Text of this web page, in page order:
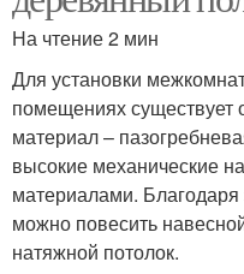
На чтение 2 мин
Для установки
помещениях существует
материал –
высокие механические
материалами. Благодаря
можно повесить
натяжной потолок.